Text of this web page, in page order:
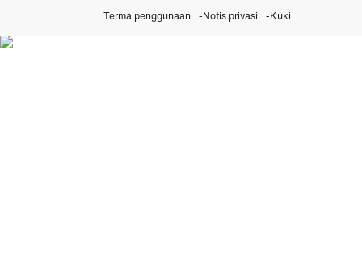
Terma penggunaan Notis privasi Kuki